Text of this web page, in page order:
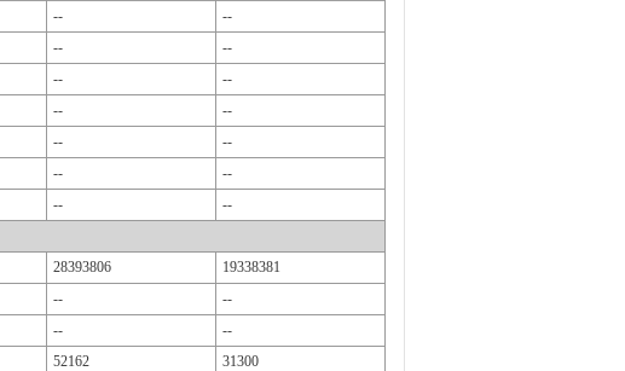
--
--
--
--
--
--
--
--
--
--
--
--
--
--
28393806
19338381
--
--
--
--
52162
31300